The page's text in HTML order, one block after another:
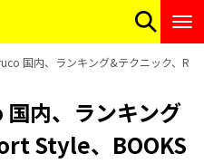
国内、ランキング&テクニック、
内、ランキング
Style、BOOKS